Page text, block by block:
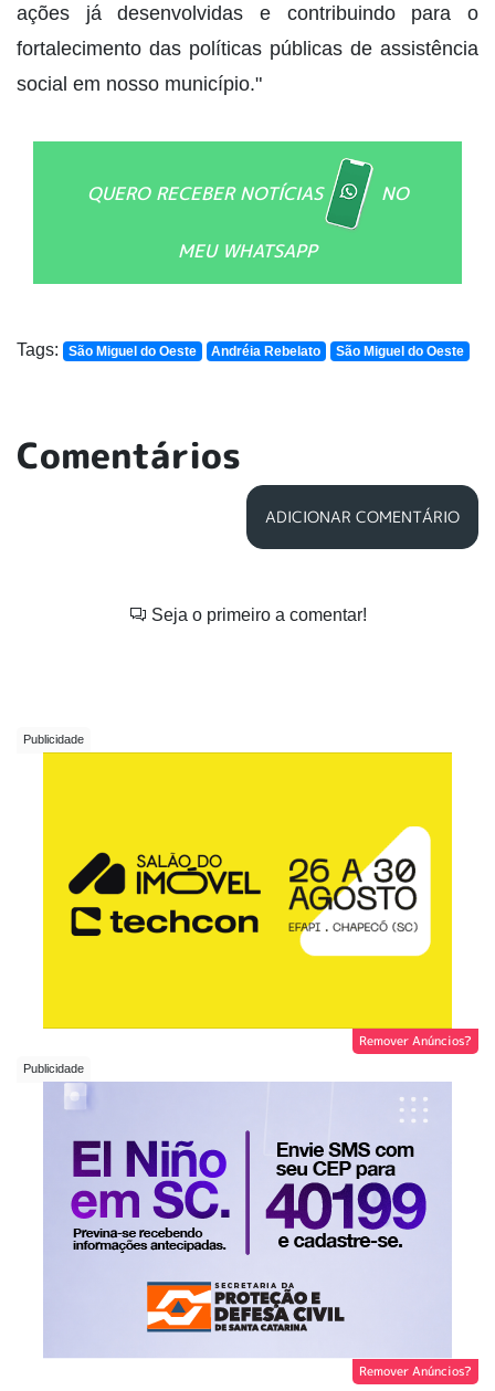
ações já desenvolvidas e contribuindo para o
fortalecimento das políticas públicas de assistência
social em nosso município."
QUERO RECEBER NOTÍCIAS NO
MEU WHATSAPP
Tags: São Miguel do Oeste Andréia Rebelato São Miguel do Oeste
Comentários
ADICIONAR COMENTÁRIO
Seja o primeiro a comentar!
Remover Anúncios?
Remover Anúncios?